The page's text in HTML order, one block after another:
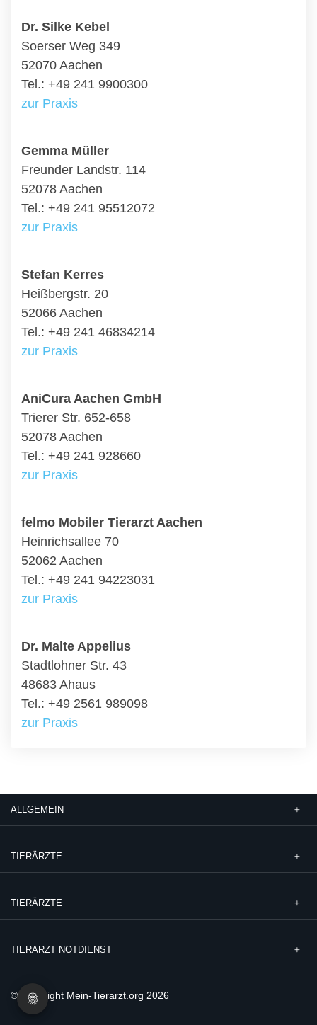
Dr. Silke Kebel
Soerser Weg 349
52070 Aachen
Tel.: +49 241 9900300
zur Praxis
Gemma Müller
Freunder Landstr. 114
52078 Aachen
Tel.: +49 241 95512072
zur Praxis
Stefan Kerres
Heißbergstr. 20
52066 Aachen
Tel.: +49 241 46834214
zur Praxis
AniCura Aachen GmbH
Trierer Str. 652-658
52078 Aachen
Tel.: +49 241 928660
zur Praxis
felmo Mobiler Tierarzt Aachen
Heinrichsallee 70
52062 Aachen
Tel.: +49 241 94223031
zur Praxis
Dr. Malte Appelius
Stadtlohner Str. 43
48683 Ahaus
Tel.: +49 2561 989098
zur Praxis
ALLGEMEIN
TIERÄRZTE
TIERÄRZTE
TIERARZT NOTDIENST
© Copyright Mein-Tierarzt.org 2026